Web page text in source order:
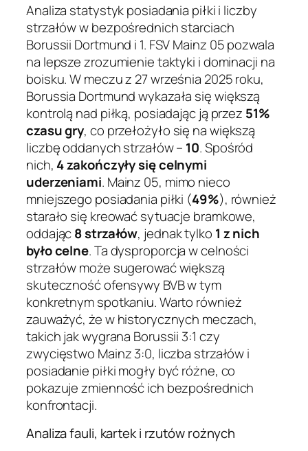
Analiza statystyk posiadania piłki i liczby
strzałów w bezpośrednich starciach
Borussii Dortmund i 1. FSV Mainz 05 pozwala
na lepsze zrozumienie taktyki i dominacji na
boisku. W meczu z 27 września 2025 roku,
Borussia Dortmund wykazała się większą
kontrolą nad piłką, posiadając ją przez 51%
czasu gry, co przełożyło się na większą
liczbę oddanych strzałów – 10. Spośród
nich, 4 zakończyły się celnymi
uderzeniami. Mainz 05, mimo nieco
mniejszego posiadania piłki (49%), również
starało się kreować sytuacje bramkowe,
oddając8 strzałów, jednak tylko 1 z nich
było celne. Ta dysproporcja w celności
strzałów może sugerować większą
skuteczność ofensywy BVB w tym
konkretnym spotkaniu. Warto również
zauważyć, że w historycznych meczach,
takich jak wygrana Borussii 3:1 czy
zwycięstwo Mainz 3:0, liczba strzałów i
posiadanie piłki mogły być różne, co
pokazuje zmienność ich bezpośrednich
konfrontacji.
Analiza fauli, kartek i rzutów rożnych